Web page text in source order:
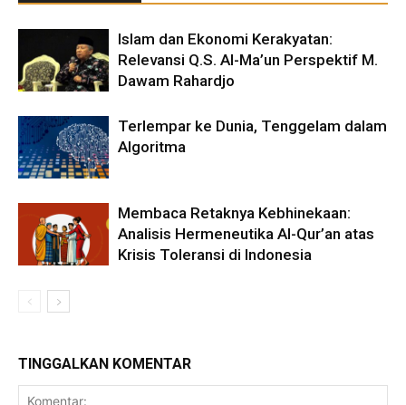
Islam dan Ekonomi Kerakyatan:
Relevansi Q.S. Al-Ma’un Perspektif M.
Dawam Rahardjo
Terlempar ke Dunia, Tenggelam dalam
Algoritma
Membaca Retaknya Kebhinekaan:
Analisis Hermeneutika Al-Qur’an atas
Krisis Toleransi di Indonesia
TINGGALKAN KOMENTAR